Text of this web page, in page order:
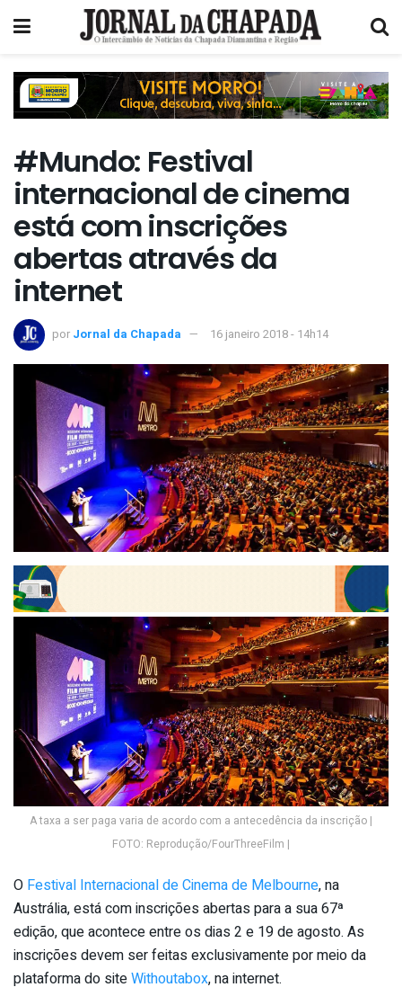
#Mundo: Festival
internacional de cinema
está com inscrições
abertas através da
internet
por Jornal da Chapada 16 janeiro 2018 - 14h14
A taxa a ser paga varia de acordo com a antecedência da inscrição |
FOTO: Reprodução/FourThreeFilm |
O Festival Internacional de Cinema de Melbourne, na
Austrália, está com inscrições abertas para a sua 67ª
edição, que acontece entre os dias 2 e 19 de agosto. As
inscrições devem ser feitas exclusivamente por meio da
plataforma do siteWithoutabox, na internet.